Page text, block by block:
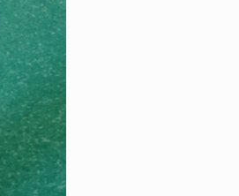
Германия